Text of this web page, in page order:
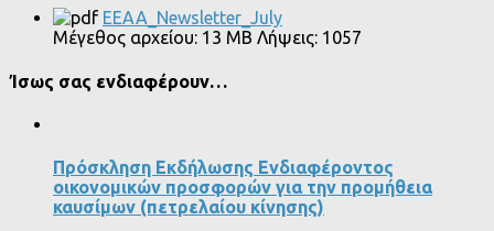
EEAA_Newsletter_July
Μέγεθος αρχείου: 13 MB Λήψεις: 1057
Ίσως σας ενδιαφέρουν…
Πρόσκληση Εκδήλωσης Ενδιαφέροντος
οικονομικών προσφορών για την προμήθεια
καυσίμων (πετρελαίου κίνησης)